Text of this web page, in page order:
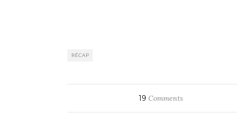
RÉCAP
19 Comments